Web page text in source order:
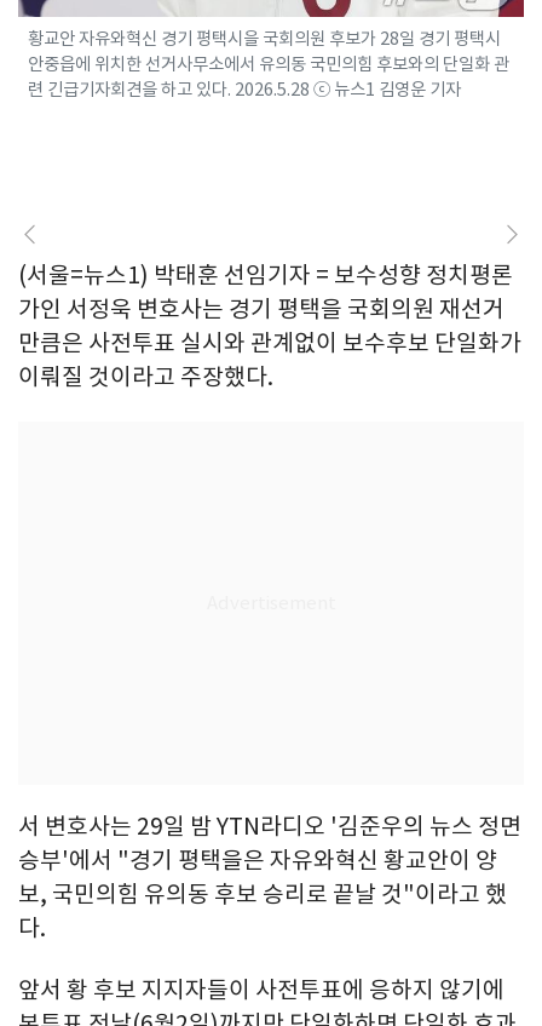
황교안 자유와혁신 경기 평택시을 국회의원 후보가 28일 경기 평택시
안중읍에 위치한 선거사무소에서 유의동 국민의힘 후보와의 단일화 관
련 긴급기자회견을 하고 있다. 2026.5.28 ⓒ 뉴스1 김영운 기자
(서울=뉴스1) 박태훈 선임기자 = 보수성향 정치평론
가인 서정욱 변호사는 경기 평택을 국회의원 재선거
만큼은 사전투표 실시와 관계없이 보수후보 단일화가
이뤄질 것이라고 주장했다.
서 변호사는 29일 밤 YTN라디오 '김준우의 뉴스 정면
승부'에서 "경기 평택을은 자유와혁신 황교안이 양
보, 국민의힘 유의동 후보 승리로 끝날 것"이라고 했
다.
앞서 황 후보 지지자들이 사전투표에 응하지 않기에